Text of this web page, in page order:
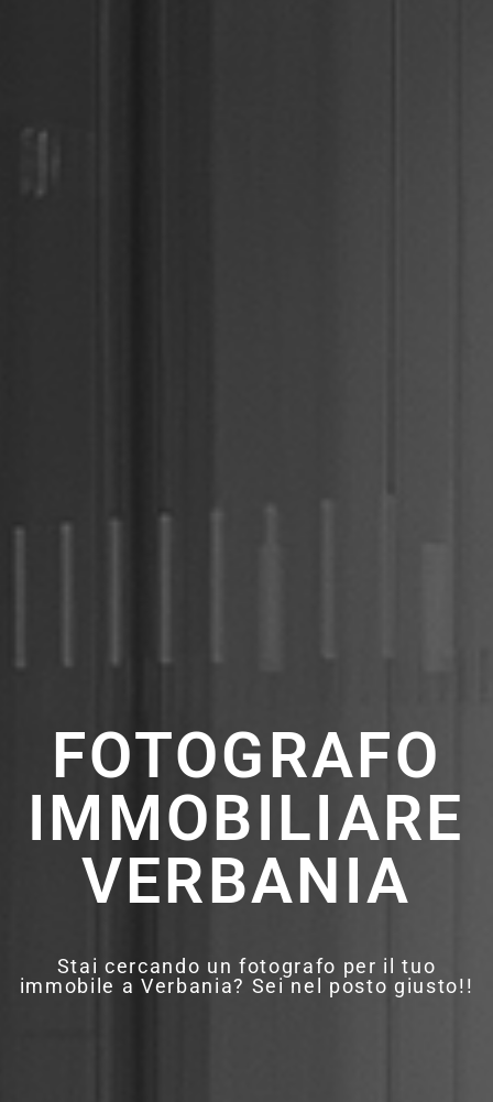
FOTOGRAFO
IMMOBILIARE
VERBANIA
Stai cercando un fotografo per il tuo
immobile a Verbania? Sei nel posto giusto!!